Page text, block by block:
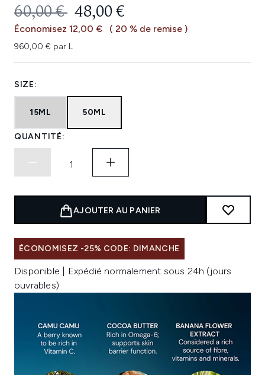
PRIX DE VENTE :
60,00 € PRIX ​​ACTUEL :
48,00 €
Économisez 12,00 € ( 20 % de remise )
960,00 € par L
SIZE:
15ML 50ML
QUANTITÉ:
AJOUTER AU PANIER
ÉCONOMISEZ -25% CODE: DIMANCHE
Disponible | Expédié normalement sous 24h (jours
ouvrables)